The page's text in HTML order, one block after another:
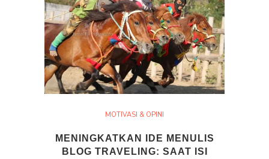
MOTIVASI & OPINI
MENINGKATKAN IDE MENULIS
BLOG TRAVELING: SAAT ISI